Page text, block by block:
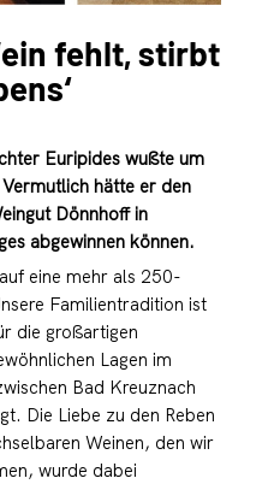
fehlt, stirbt
Euripides wußte um
hätte er den
Dönnhoff in
abgewinnen können.
eine mehr als 250-
Familientradition ist
die großartigen
Lagen im
Bad Kreuznach
Die Liebe zu den Reben
Weinen, den wir
wurde dabei